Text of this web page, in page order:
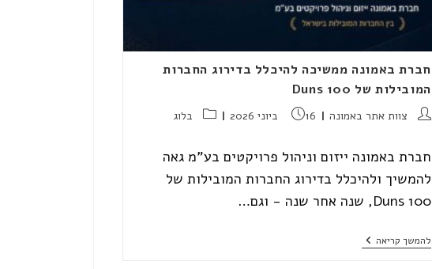
חברת באמונה ממשיכה להיכלל בדירוג החברות
המובילות של Duns 100
מחבר:צוות אתר באמונה פורסם:
16 ביוני 2026 קטגוריה:
בלוג
חברת באמונה ייזום וניהול פרויקטים בע"מ גאה
להמשיך ולהיכלל בדירוג החברות המובילות של
Duns 100, שנה אחר שנה - וגם…
להמשך קריאה חברת
באמונה